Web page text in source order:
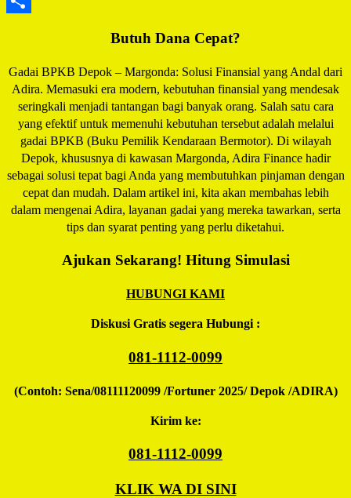
Butuh Dana Cepat?
Gadai BPKB Depok – Margonda: Solusi Finansial yang Andal dari
Adira. Memasuki era modern, kebutuhan finansial yang mendesak
seringkali menjadi tantangan bagi banyak orang. Salah satu cara
yang efektif untuk memenuhi kebutuhan tersebut adalah melalui
gadai BPKB (Buku Pemilik Kendaraan Bermotor). Di wilayah
Depok, khususnya di kawasan Margonda, Adira Finance hadir
sebagai solusi tepat bagi Anda yang membutuhkan pinjaman dengan
cepat dan mudah. Dalam artikel ini, kita akan membahas lebih
dalam mengenai Adira, layanan gadai yang mereka tawarkan, serta
tips dan syarat penting yang perlu diketahui.
Ajukan Sekarang! Hitung Simulasi
HUBUNGI KAMI
Diskusi Gratis segera Hubungi :
081-1112-0099
(Contoh: Sena/08111120099 /Fortuner 2025/ Depok /ADIRA)
Kirim ke:
081-1112-0099
KLIK WA DI SINI